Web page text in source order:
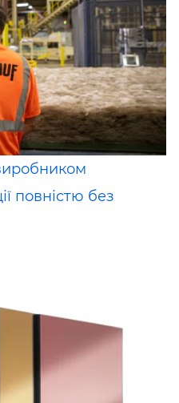
повністю без